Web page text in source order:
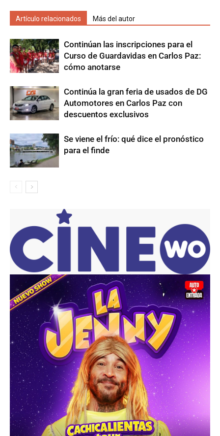
Artículo relacionados Más del autor
Continúan las inscripciones para el
Curso de Guardavidas en Carlos Paz:
cómo anotarse
Continúa la gran feria de usados de DG
Automotores en Carlos Paz con
descuentos exclusivos
Se viene el frío: qué dice el pronóstico
para el finde